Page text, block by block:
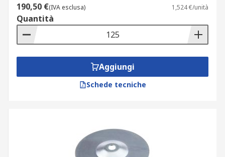
190,50 €(IVA esclusa) 1,524 €/unità
Quantità
Aggiungi
Schede tecniche